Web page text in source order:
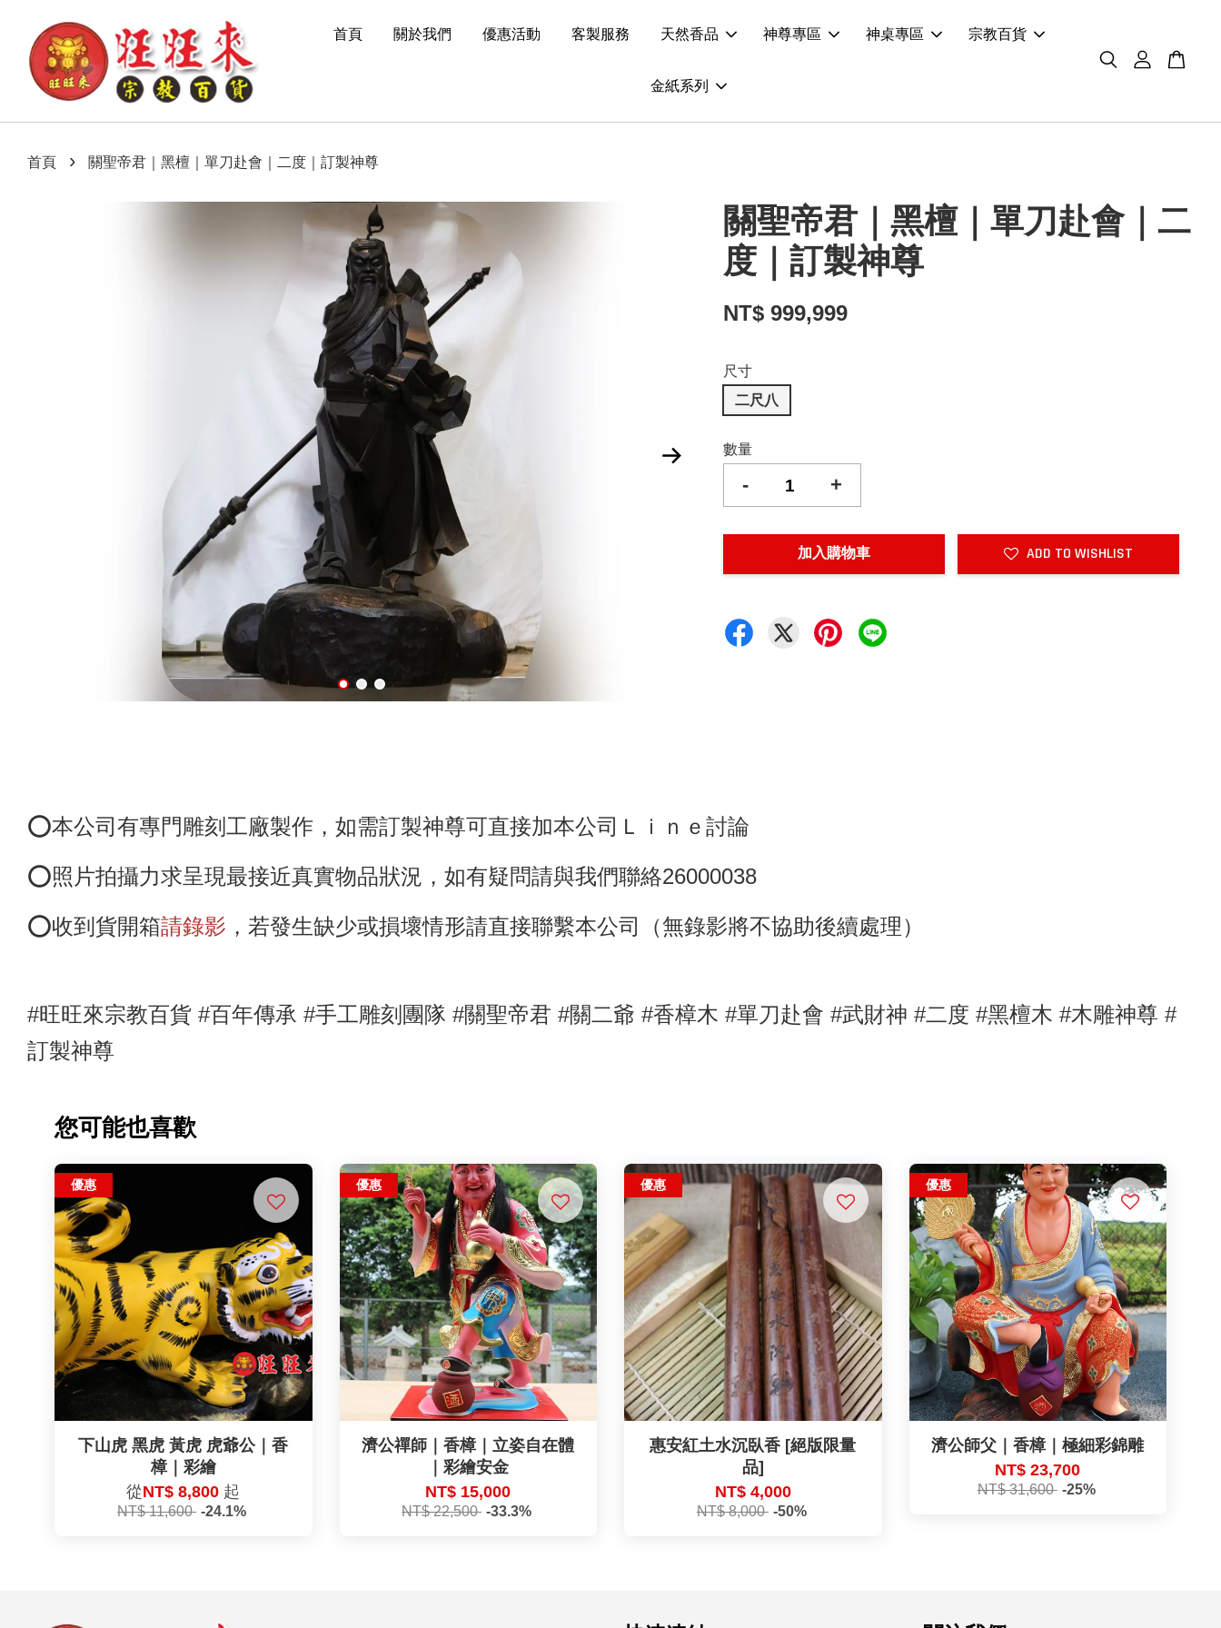
首頁 關於我們 優惠活動 客製服務 天然香品 神尊專區 神桌專區 宗教百貨
金紙系列
首頁 › 關聖帝君｜黑檀｜單刀赴會｜二度｜訂製神尊
關聖帝君｜黑檀｜單刀赴會｜二
度｜訂製神尊
NT$ 999,999
尺寸
二尺八
數量
- +
加入購物車 ADD TO WISHLIST
⭕️本公司有專門雕刻工廠製作，如需訂製神尊可直接加本公司Ｌｉｎｅ討論
⭕️照片拍攝力求呈現最接近真實物品狀況，如有疑問請與我們聯絡26000038
⭕️收到貨開箱請錄影 ，若發生缺少或損壞情形請直接聯繫本公司（無錄影將不協助後續處理）
#旺旺來宗教百貨 #百年傳承 #手工雕刻團隊 #關聖帝君 #關二爺 #香樟木 #單刀赴會 #武財神 #二度 #黑檀木 #木雕神尊 #
訂製神尊
您可能也喜歡
優惠
下山虎 黑虎 黃虎 虎爺公｜香
樟｜彩繪
從NT$ 8,800 起
NT$ 11,600 -24.1%
優惠
濟公禪師｜香樟｜立姿自在體
｜彩繪安金
NT$ 15,000
NT$ 22,500 -33.3%
優惠
惠安紅土水沉臥香 [絕版限量
品]
NT$ 4,000
NT$ 8,000 -50%
優惠
濟公師父｜香樟｜極細彩錦雕
NT$ 23,700
NT$ 31,600 -25%